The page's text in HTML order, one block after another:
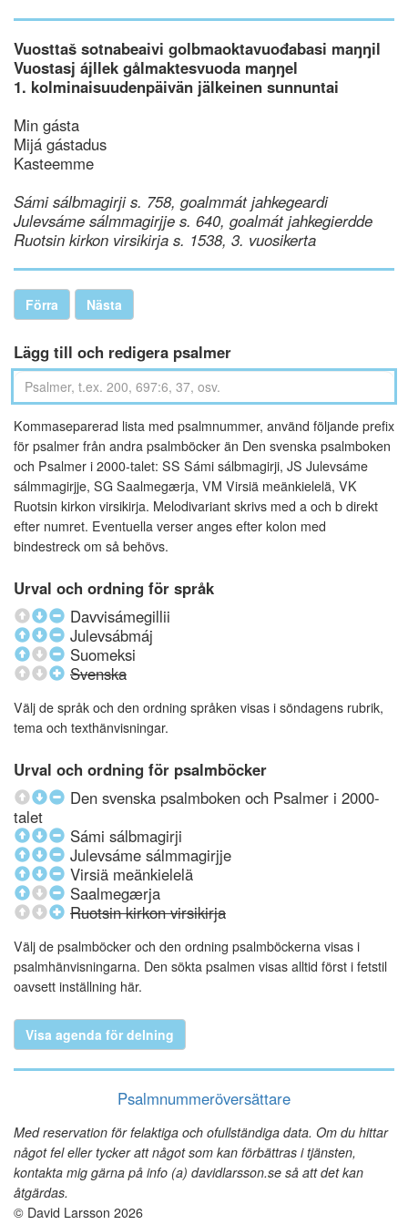
Vuosttaš sotnabeaivi golbmaoktavuođabasi maŋŋil
Vuostasj ájllek gålmaktesvuoda maŋŋel
1. kolminaisuudenpäivän jälkeinen sunnuntai
Min gásta
Mijá gástadus
Kasteemme
Sámi sálbmagirji s. 758, goalmmát jahkegeardi
Julevsáme sálmmagirjje s. 640, goalmát jahkegierdde
Ruotsin kirkon virsikirja s. 1538, 3. vuosikerta
Förra Nästa
Lägg till och redigera psalmer
Kommaseparerad lista med psalmnummer, använd följande prefix
för psalmer från andra psalmböcker än Den svenska psalmboken
och Psalmer i 2000-talet: SS Sámi sálbmagirji, JS Julevsáme
sálmmagirjje, SG Saalmegærja, VM Virsiä meänkielelä, VK
Ruotsin kirkon virsikirja. Melodivariant skrivs med a och b direkt
efter numret. Eventuella verser anges efter kolon med
bindestreck om så behövs.
Urval och ordning för språk
Davvisámegillii
Julevsábmáj
Suomeksi
Svenska
Välj de språk och den ordning språken visas i söndagens rubrik,
tema och texthänvisningar.
Urval och ordning för psalmböcker
Den svenska psalmboken och Psalmer i 2000-
talet
Sámi sálbmagirji
Julevsáme sálmmagirjje
Virsiä meänkielelä
Saalmegærja
Ruotsin kirkon virsikirja
Välj de psalmböcker och den ordning psalmböckerna visas i
psalmhänvisningarna. Den sökta psalmen visas alltid först i fetstil
oavsett inställning här.
Visa agenda för delning
Psalmnummeröversättare
Med reservation för felaktiga och ofullständiga data. Om du hittar
något fel eller tycker att något som kan förbättras i tjänsten,
kontakta mig gärna på info (a) davidlarsson.se så att det kan
åtgärdas.
© David Larsson 2026